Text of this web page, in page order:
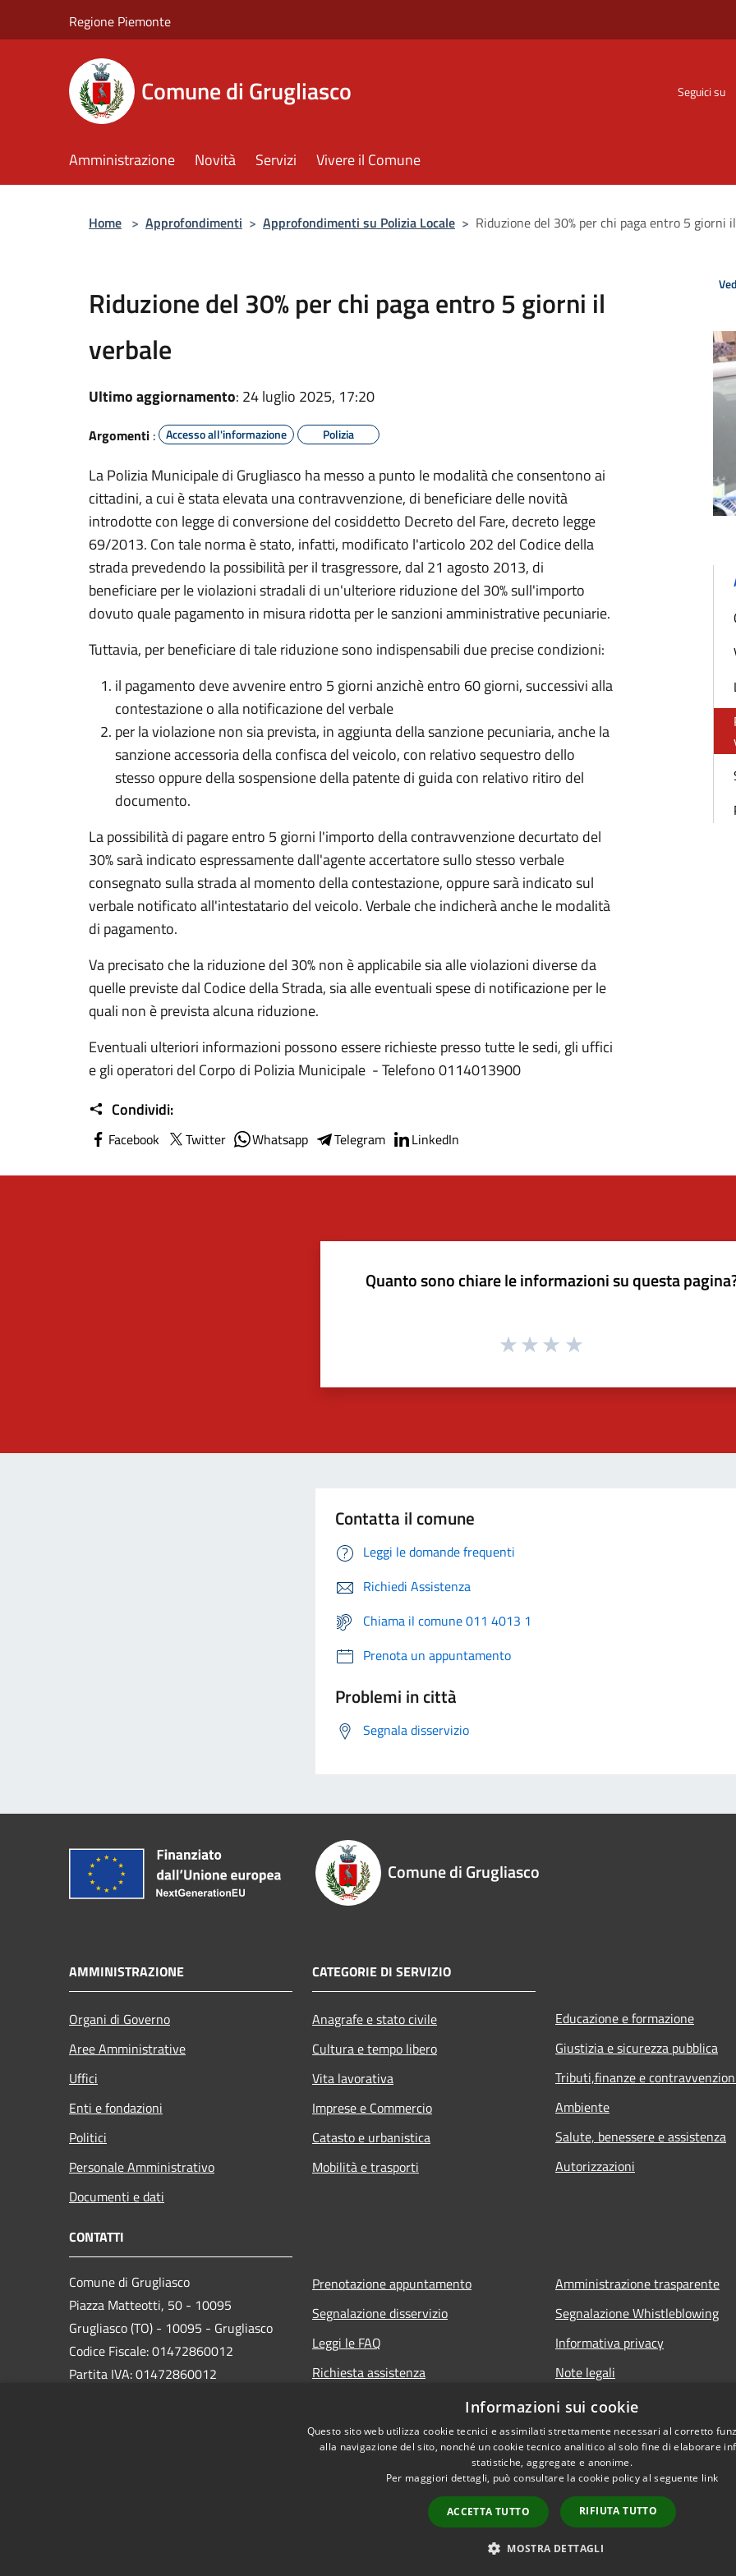
Regione Piemonte
Comune di Grugliasco Seguici su
Amministrazione Novità Servizi Vivere il Comune
Home > Approfondimenti > Approfondimenti su Polizia Locale > Riduzione del 30% per chi paga entro 5 giorni
Riduzione del 30% per chi paga entro 5 giorni il
verbale
Ultimo aggiornamento: 24 luglio 2025, 17:20
Argomenti : Accesso all'informazione Polizia
La Polizia Municipale di Grugliasco ha messo a punto le modalità che consentono ai
cittadini, a cui è stata elevata una contravvenzione, di beneficiare delle novità
introdotte con legge di conversione del cosiddetto Decreto del Fare, decreto legge
69/2013. Con tale norma è stato, infatti, modificato l'articolo 202 del Codice della
strada prevedendo la possibilità per il trasgressore, dal 21 agosto 2013, di
beneficiare per le violazioni stradali di un'ulteriore riduzione del 30% sull'importo
dovuto quale pagamento in misura ridotta per le sanzioni amministrative pecuniarie.
Tuttavia, per beneficiare di tale riduzione sono indispensabili due precise condizioni:
il pagamento deve avvenire entro 5 giorni anzichè entro 60 giorni, successivi alla
contestazione o alla notificazione del verbale
per la violazione non sia prevista, in aggiunta della sanzione pecuniaria, anche la
sanzione accessoria della confisca del veicolo, con relativo sequestro dello
stesso oppure della sospensione della patente di guida con relativo ritiro del
documento.
La possibilità di pagare entro 5 giorni l'importo della contravvenzione decurtato del
30% sarà indicato espressamente dall'agente accertatore sullo stesso verbale
consegnato sulla strada al momento della contestazione, oppure sarà indicato sul
verbale notificato all'intestatario del veicolo. Verbale che indicherà anche le modalità
di pagamento.
Va precisato che la riduzione del 30% non è applicabile sia alle violazioni diverse da
quelle previste dal Codice della Strada, sia alle eventuali spese di notificazione per le
quali non è prevista alcuna riduzione.
Eventuali ulteriori informazioni possono essere richieste presso tutte le sedi, gli uffici
e gli operatori del Corpo di Polizia Municipale - Telefono 0114013900
Condividi:
Facebook Twitter Whatsapp Telegram LinkedIn
Quanto sono chiare le informazioni su questa
Contatta il comune
Leggi le domande frequenti
Richiedi Assistenza
Chiama il comune 011 4013 1
Prenota un appuntamento
Problemi in città
Segnala disservizio
Comune di Grugliasco
AMMINISTRAZIONE
Organi di Governo
Aree Amministrative
Uffici
Enti e fondazioni
Politici
Personale Amministrativo
Documenti e dati
CATEGORIE DI SERVIZIO
Anagrafe e stato civile
Cultura e tempo libero
Vita lavorativa
Imprese e Commercio
Catasto e urbanistica
Mobilità e trasporti
Educazione e formazione
Giustizia e sicurezza pubblica
Tributi,finanze e
Ambiente
Salute, benessere e assistenza
Autorizzazioni
CONTATTI
Comune di Grugliasco
Piazza Matteotti, 50 - 10095
Grugliasco (TO) - 10095 - Grugliasco
Codice Fiscale: 01472860012
Partita IVA: 01472860012
Prenotazione appuntamento
Segnalazione disservizio
Leggi le FAQ
Richiesta assistenza
Amministrazione trasparente
Segnalazione Whistleblowing
Informativa privacy
Note legali
Dichiarazione di accessibilità
Copyright © 2020
Informazioni sui cookie
Questo sito web utilizza cookie tecnici e assimilati strettamente necessari al corretto
alla navigazione del sito, nonché un cookie tecnico analitico al solo fine di elaborare
statistiche, aggregate e anonime.
Per maggiori dettagli, può consultare la cookie policy al seguente link
ACCETTA TUTTO RIFIUTA TUTTO
MOSTRA DETTAGLI